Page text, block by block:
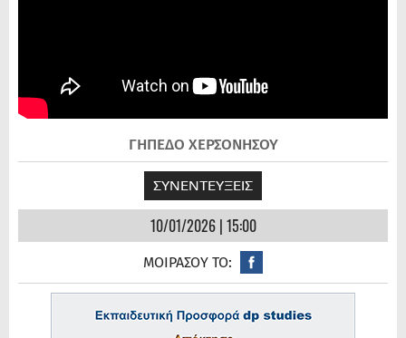
ΓΗΠΕΔΟ ΧΕΡΣΟΝΗΣΟΥ
ΣΥΝΕΝΤΕΥΞΕΙΣ
10/01/2026 | 15:00
ΜΟΙΡΑΣΟΥ ΤΟ: